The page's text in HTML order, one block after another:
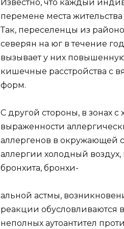
Известно, что каждый
перемене места
Так, переселенцы из
северян на юг в течение
вызывает у них
кишечные расстройства с
форм.
С другой стороны, в зонах
выраженности
аллергенов в окружающей
аллергии холодный воздух,
бронхита, бронхи-
альной астмы,
реакции обусловливаются
неполных аутоантител